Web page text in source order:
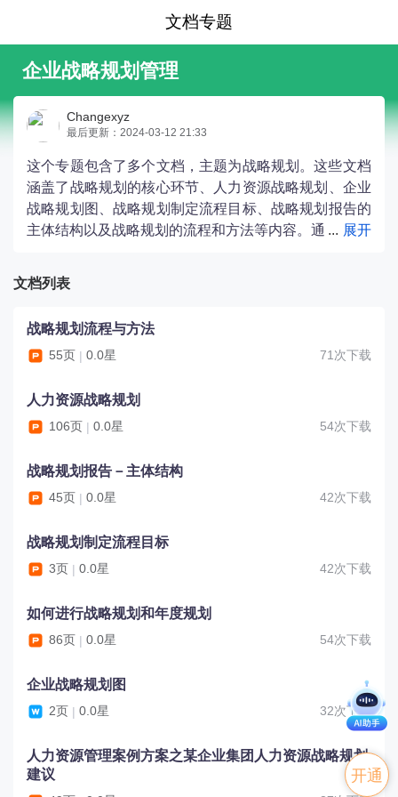
文档专题
企业战略规划管理
Changexyz
最后更新：2024-03-12 21:33
这个专题包含了多个文档，主题为战略规划。这些文档
涵盖了战略规划的核心环节、人力资源战略规划、企业
战略规划图、战略规划制定流程目标、战略规划报告的
主体结构以及战略规划的流程和方法等内容。通
行战略规划以及人力资源在战略规划中的作用等信息。
文档列表
战略规划流程与方法
55页 | 0.0星 71次下载
人力资源战略规划
106页 | 0.0星 54次下载
战略规划报告－主体结构
45页 | 0.0星 42次下载
战略规划制定流程目标
3页 | 0.0星 42次下载
如何进行战略规划和年度规划
86页 | 0.0星 54次下载
企业战略规划图
2页 | 0.0星 32次下载
人力资源管理案例方案之某企业集团人力资源战略规划
建议
开通